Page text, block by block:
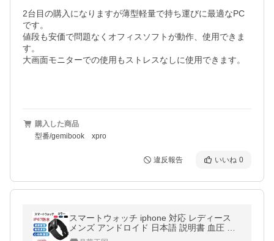
2台目の購入になりますが薄型軽量で持ち運びに最適なPC
です。
値段も安価で問題なくオフィスソフトが動作、使用できま
す。
大画面モニターでの使用もストレスなしに使用できます。
購入した商品
型番/gemibook xpro
違反報告 いいね 0
スマートウォッチ iphone 対応 レディース
メンズ アンドロイド 日本語 説明書 血圧 防
水 スポーツ 2020最新 日本語 LINE対応 腕時